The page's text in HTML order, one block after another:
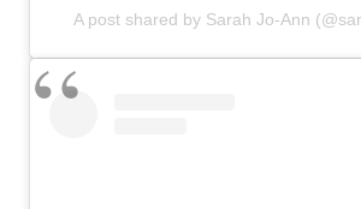
A post shared by Sarah Jo-Ann